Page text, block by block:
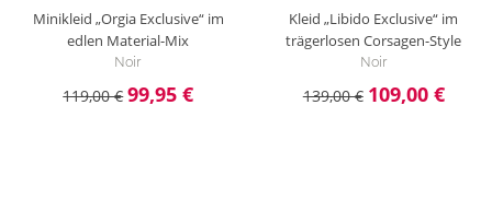
Minikleid „Orgia Exclusive“ im
edlen Material-Mix
Noir
119,00 € 99,95 €
Kleid „Libido Exclusive“ im
trägerlosen Corsagen-Style
Noir
139,00 € 109,00 €